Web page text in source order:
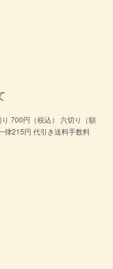
700円（税込） 六切り（額
律215円 代引き送料手数料